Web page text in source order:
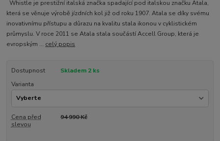
Whistle je prestižní italská značka spadající pod italskou značku Atala,
která se věnuje výrobě jízdních kol již od roku 1907. Atala se díky svému
inovativnímu přístupu a důrazu na kvalitu stala ikonou v cyklistickém
průmyslu. V roce 2011 se Atala stala součástí Accell Group, která je
evropským ... celý popis
Dostupnost
Skladem 2 ks
Varianta
Cena před
slevou
94 990 Kč